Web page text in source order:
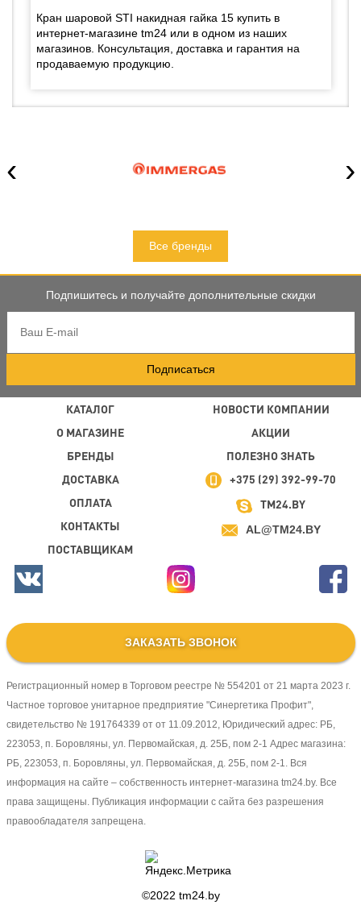
Кран шаровой STI накидная гайка 15 купить в
интернет-магазине tm24 или в одном из наших
магазинов. Консультация, доставка и гарантия на
продаваемую продукцию.
‹ ›
Все бренды
Подпишитесь и получайте дополнительные скидки
Подписаться
КАТАЛОГ
О МАГАЗИНЕ
БРЕНДЫ
НОВОСТИ КОМПАНИИ
АКЦИИ
ПОЛЕЗНО ЗНАТЬ
ДОСТАВКА
ОПЛАТА
КОНТАКТЫ
ПОСТАВЩИКАМ
+375 (29) 392-99-70
TM24.BY
AL@TM24.BY
ЗАКАЗАТЬ ЗВОНОК
Регистрационный номер в Торговом реестре № 554201 от 21 марта 2023 г.
Частное торговое унитарное предприятие "Синергетика Профит",
свидетельство № 191764339 от от 11.09.2012, Юридический адрес: РБ,
223053, п. Боровляны, ул. Первомайская, д. 25Б, пом 2-1 Адрес магазина:
РБ, 223053, п. Боровляны, ул. Первомайская, д. 25Б, пом 2-1. Вся
информация на сайте – собственность интернет-магазина tm24.by. Все
права защищены. Публикация информации с сайта без разрешения
правообладателя запрещена.
©2022 tm24.by